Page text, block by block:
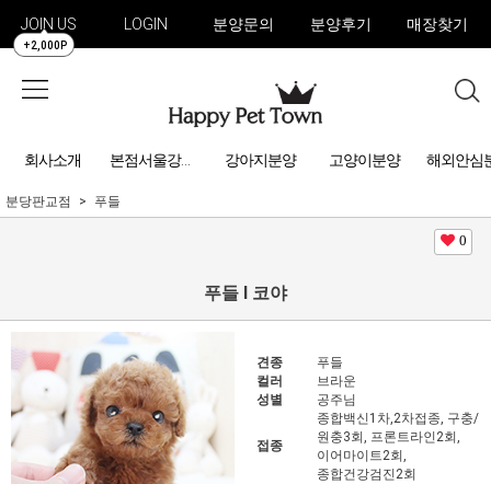
JOIN US
+2,000P
LOGIN 분양문의 분양후기 매장찾기
회사소개 본점서울강아지분양 강아지분양 고양이분양 해외안심
분당판교점 푸들
0
푸들 l 코야
견종
푸들
컬러
브라운
성별
공주님
접종
종합백신1차,2차접종, 구충/
원충3회, 프론트라인2회,
이어마이트2회,
종합건강검진2회